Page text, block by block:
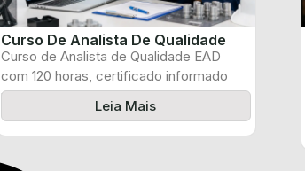
Curso De Analista De Qualidade
Curso de Analista de Qualidade EAD
com 120 horas, certificado informado
pelo produtor ...
Leia Mais